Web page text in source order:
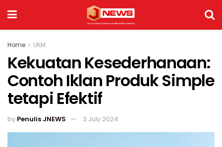
Home UKM
Kekuatan Kesederhanaan:
Contoh Iklan Produk Simple
tetapi Efektif
by Penulis JNEWS 3 July 2024